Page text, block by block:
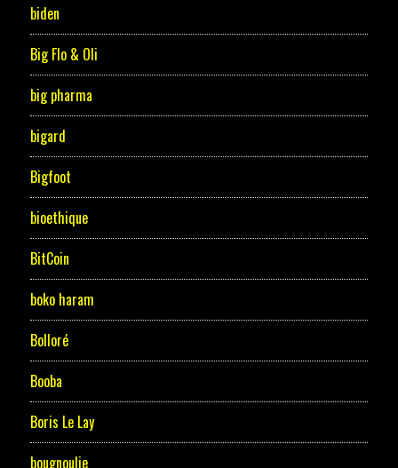
biden
Big Flo & Oli
big pharma
bigard
Bigfoot
bioethique
BitCoin
boko haram
Bolloré
Booba
Boris Le Lay
bougnoulie